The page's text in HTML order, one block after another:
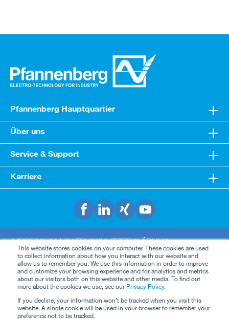
This website stores cookies on your computer. These cookies are used
to collect information about how you interact with our website and
allow us to remember you. We use this information in order to improve
and customize your browsing experience and for analytics and metrics
about our visitors both on this website and other media. To find out
more about the cookies we use, see our Privacy Policy.
If you decline, your information won’t be tracked when you visit this
website. A single cookie will be used in your browser to remember your
preference not to be tracked.
Pfannenberg Hauptquartier
Über uns
Service & Support
Karriere
IMPRESSUM
DATENSCHUTZERKLÄRUNG
COOKIES
AGB
©2026, PFANNENBERG GROUP HOLDING
Diese Website verwendet Cookies, um eine bestmögliche
Erfahrung bieten zu können.Mehr Informationen ...